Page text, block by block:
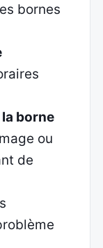
bornes
borne
ou
de